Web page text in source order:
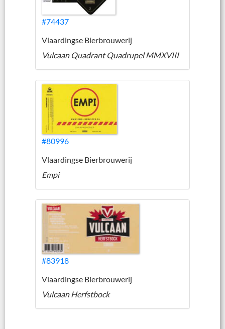
#74437
Vlaardingse Bierbrouwerij
Vulcaan Quadrant Quadrupel MMXVIII
#80996
Vlaardingse Bierbrouwerij
Empi
#83918
Vlaardingse Bierbrouwerij
Vulcaan Herfstbock